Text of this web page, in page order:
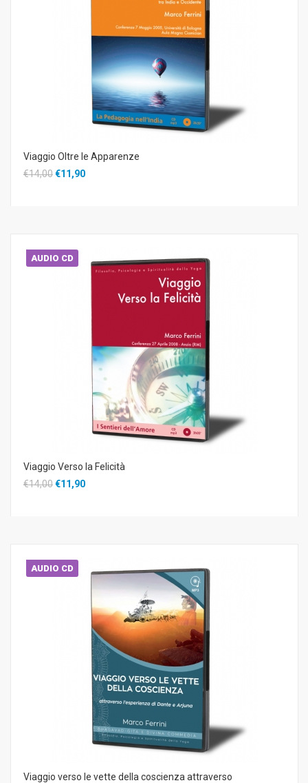
Viaggio Oltre le Apparenze
€14,00€11,90
AUDIO CD
Viaggio Verso la Felicità
€14,00€11,90
AUDIO CD
Viaggio verso le vette della coscienza attraverso